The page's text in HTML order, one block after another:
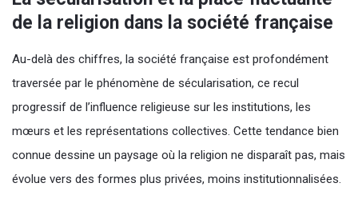
de la religion dans la société française
Au-delà des chiffres, la société française est profondément
traversée par le phénomène de sécularisation, ce recul
progressif de l’influence religieuse sur les institutions, les
mœurs et les représentations collectives. Cette tendance bien
connue dessine un paysage où la religion ne disparaît pas, mais
évolue vers des formes plus privées, moins institutionnalisées.